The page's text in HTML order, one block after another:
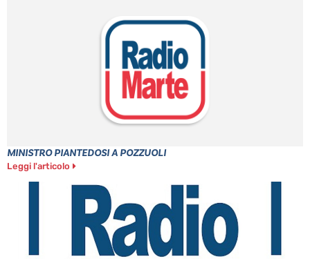
MINISTRO PIANTEDOSI A POZZUOLI
Leggi l'articolo